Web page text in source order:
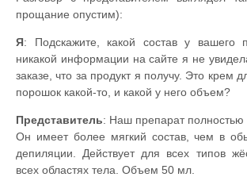
прощание опустим):
Я: Подскажите, какой состав у вашего
никакой информации на сайте я не
заказе, что за продукт я получу. Это крем
порошок какой-то, и какой у него объем?
Представитель: Наш препарат полностью
Он имеет более мягкий состав, чем в
депиляции. Действует для всех типов
всех областях тела. Объем 50 мл.